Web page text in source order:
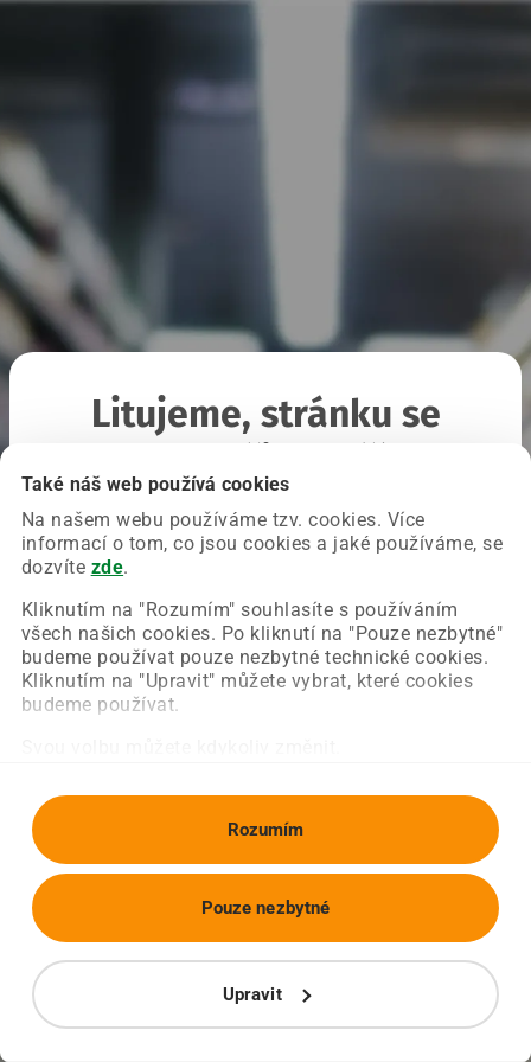
Také náš web používá cookies
Na našem webu používáme tzv. cookies. Více
informací o tom, co jsou cookies a jaké používáme, se
dozvíte zde.
Kliknutím na "Rozumím" souhlasíte s používáním
všech našich cookies. Po kliknutí na "Pouze nezbytné"
budeme používat pouze nezbytné technické cookies.
Kliknutím na "Upravit" můžete vybrat, které cookies
budeme používat.
Rozumím
Upravit
Pouze nezbytné
Litujeme, stránku se
Chyba nastala na naší straně a už ji opravujeme.
Zkuste prosím znovu načíst požadovanou stránku.
Obnovit stránku Úvodní strana